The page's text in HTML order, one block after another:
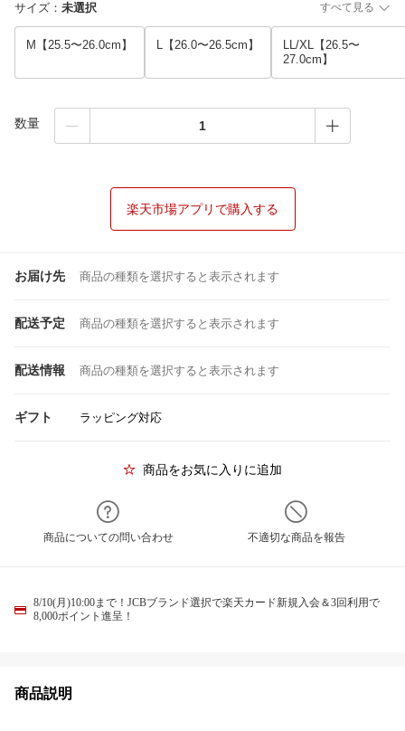
サイズ ： 未選択 すべて見る
M【25.5〜26.0cm】 L【26.0〜26.5cm】
LL/XL【26.5〜
27.0cm】
数量
楽天市場アプリで購入する
お届け先 商品の種類を選択すると表示されます
配送予定 商品の種類を選択すると表示されます
配送情報 商品の種類を選択すると表示されます
ギフト ラッピング対応
商品をお気に入りに追加
商品についての問い合わせ 不適切な商品を報告
8/10(月)10:00まで！JCBブランド選択で楽天カード新規入会＆3回利用で
8,000ポイント進呈！
商品説明